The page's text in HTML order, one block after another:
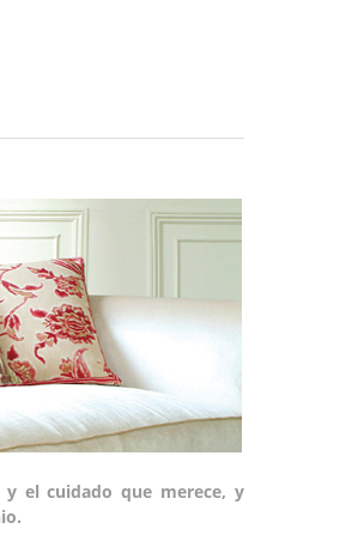
el cuidado que merece, y